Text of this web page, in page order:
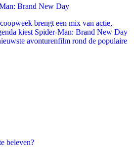
Brand New Day
brengt een mix van actie,
kiest Spider-Man: Brand New Day
avonturenfilm rond de populaire
beleven?